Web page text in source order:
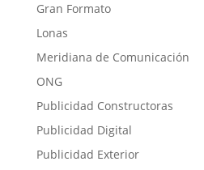
Gran Formato
Lonas
Meridiana de Comunicación
ONG
Publicidad Constructoras
Publicidad Digital
Publicidad Exterior